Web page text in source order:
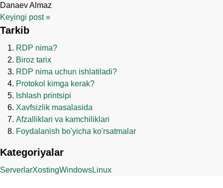
Danaev Almaz
Keyingi post»
Tarkib
RDP nima?
Biroz tarix
RDP nima uchun ishlatiladi?
Protokol kimga kerak?
Ishlash printsipi
Xavfsizlik masalasida
Afzalliklari va kamchiliklari
Foydalanish bo'yicha ko'rsatmalar
Kategoriyalar
ServerlarXostingWindowsLinux